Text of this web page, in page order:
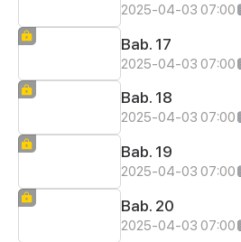
2025-04-03 07:00
Bab. 17
2025-04-03 07:00
Bab. 18
2025-04-03 07:00
Bab. 19
2025-04-03 07:00
Bab. 20
2025-04-03 07:00